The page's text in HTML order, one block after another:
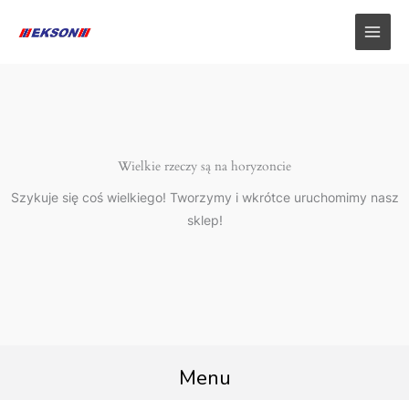
Wielkie rzeczy są na horyzoncie
Szykuje się coś wielkiego! Tworzymy i wkrótce uruchomimy nasz
sklep!
Menu